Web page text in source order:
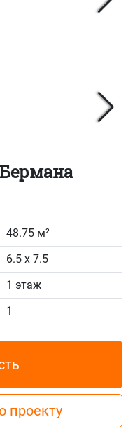
48.75 м²
6.5 x 7.5
1 этаж
1
проекту